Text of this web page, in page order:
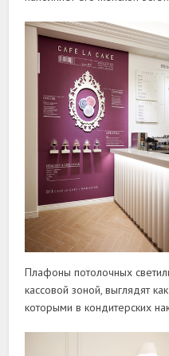
Плафоны потолочных
кассовой зоной, выглядят
которыми в кондитерских